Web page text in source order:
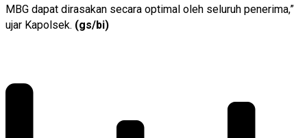
MBG dapat dirasakan secara optimal oleh seluruh penerima,”
ujar Kapolsek. (gs/bi)